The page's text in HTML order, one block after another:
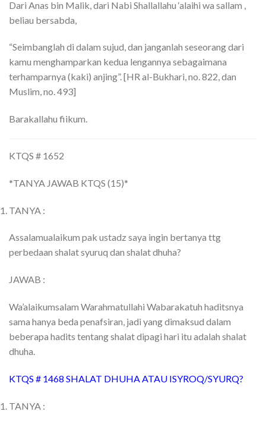
Dari Anas bin Malik, dari Nabi Shallallahu ‘alaihi wa sallam ,
beliau bersabda,
“Seimbanglah di dalam sujud, dan janganlah seseorang dari
kamu menghamparkan kedua lengannya sebagaimana
terhamparnya (kaki) anjing”. [HR al-Bukhari, no. 822, dan
Muslim, no. 493]
Barakallahu fiikum.
KTQS # 1652
*TANYA JAWAB KTQS (15)*
TANYA :
Assalamualaikum pak ustadz saya ingin bertanya ttg
perbedaan shalat syuruq dan shalat dhuha?
JAWAB :
Wa’alaikumsalam Warahmatullahi Wabarakatuh haditsnya
sama hanya beda penafsiran, jadi yang dimaksud dalam
beberapa hadits tentang shalat dipagi hari itu adalah shalat
dhuha.
KTQS # 1468 SHALAT DHUHA ATAU ISYROQ/SYURQ?
TANYA :